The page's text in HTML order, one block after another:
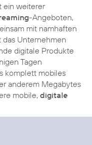
ein weiterer
-Angeboten,
mit namhaften
das Unternehmen
digitale Produkte
Tagen
komplett mobiles
anderem Megabytes
mobile, digitale